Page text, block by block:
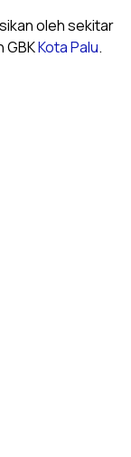
oleh sekitar
GBKKota Palu.